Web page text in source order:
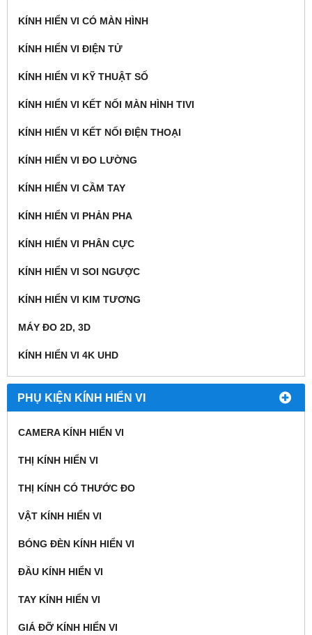
KÍNH HIỂN VI CÓ MÀN HÌNH
KÍNH HIỂN VI ĐIỆN TỬ
KÍNH HIỂN VI KỸ THUẬT SỐ
KÍNH HIỂN VI KẾT NỐI MÀN HÌNH TIVI
KÍNH HIỂN VI KẾT NỐI ĐIỆN THOẠI
KÍNH HIỂN VI ĐO LƯỜNG
KÍNH HIỂN VI CẦM TAY
KÍNH HIỂN VI PHẢN PHA
KÍNH HIỂN VI PHÂN CỰC
KÍNH HIỂN VI SOI NGƯỢC
KÍNH HIỂN VI KIM TƯƠNG
MÁY ĐO 2D, 3D
KÍNH HIỂN VI 4K UHD
PHỤ KIỆN KÍNH HIỂN VI
CAMERA KÍNH HIỂN VI
THỊ KÍNH HIỂN VI
THỊ KÍNH CÓ THƯỚC ĐO
VẬT KÍNH HIỂN VI
BÓNG ĐÈN KÍNH HIỂN VI
ĐẦU KÍNH HIỂN VI
TAY KÍNH HIỂN VI
GIÁ ĐỠ KÍNH HIỂN VI